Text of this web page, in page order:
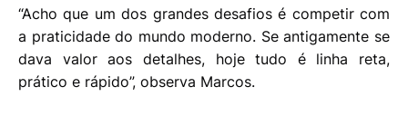
“Acho que um dos grandes desafios é competir com
a praticidade do mundo moderno. Se antigamente se
dava valor aos detalhes, hoje tudo é linha reta,
prático e rápido”, observa Marcos.